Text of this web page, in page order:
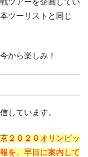
ツアーを企画してい
ツーリストと同じ
から楽しみ！
しています。
２０２０オリンピッ
を、早目に案内して